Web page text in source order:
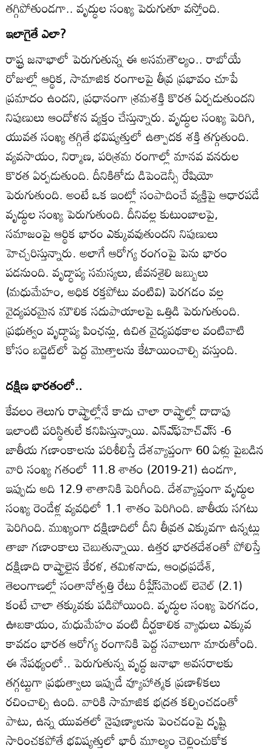
తగ్గిపోతుండగా.. వృద్ధుల సంఖ్య పెరుగుతూ వస్తోంది.
ఇలాగైతే ఎలా?
రాష్ట్ర జనాభాలో పెరుగుతున్న ఈ అసమతౌల్యం.. రాబోయే
రోజుల్లో ఆర్థిక, సామాజిక రంగాలపై తీవ్ర ప్రభావం చూపే
ప్రమాదం ఉందని, ప్రధానంగా శ్రమశక్తి కొరత ఏర్పడుతుందని
నిపుణులు ఆందోళన వ్యక్తం చేస్తున్నారు. వృద్ధుల సంఖ్య పెరిగి,
యువత సంఖ్య తగ్గితే భవిష్యత్తులో ఉత్పాదక శక్తి తగ్గుతుంది.
వ్యవసాయం, నిర్మాణ, పరిశ్రమ రంగాల్లో మానవ వనరుల
కొరత ఏర్పడుతుంది. దీనికితోడు డిపెండెన్సీ రేషియో
పెరుగుతుంది. అంటే ఒక ఇంట్లో సంపాదించే వ్యక్తిపై ఆధారపడే
వృద్ధుల సంఖ్య పెరుగుతుంది. దీనివల్ల కుటుంబాలపై,
సమాజంపై ఆర్థిక భారం ఎక్కువవుతుందని నిపుణులు
హెచ్చరిస్తున్నారు. అలాగే ఆరోగ్య రంగంపై పెను భారం
పడనుంది. వృద్ధాప్య సమస్యలు, జీవనశైలి జబ్బులు
(మధుమేహం, అధిక రక్తపోటు వంటివి) పెరగడం వల్ల
వైద్యపరమైన మౌలిక సదుపాయాలపై ఒత్తిడి పెరుగుతుంది.
ప్రభుత్వం వృద్ధాప్య పింఛన్లు, ఉచిత వైద్యపథకాల వంటివాటి
కోసం బడ్జెట్‌లో పెద్ద మొత్తాలను కేటాయించాల్సి వస్తుంది.
దక్షిణ భారతంలో..
కేవలం తెలుగు రాష్ట్రాల్లోనే కాదు చాలా రాష్ట్రాల్లో దాదాపు
ఇలాంటి పరిస్థితులే కనిపిస్తున్నాయి. ఎన్‌ఎ్‌ఫహెచ్‌ఎ్‌స -6
జాతీయ గణాంకాలను పరిశీలిస్తే దేశవ్యాప్తంగా 60 ఏళ్లు పైబడిన
వారి సంఖ్య గతంలో 11.8 శాతం (2019-21) ఉండగా,
ఇప్పుడు అది 12.9 శాతానికి పెరిగీంది. దేశవ్యాప్తంగా వృద్ధుల
సంఖ్య రెండేళ్ల వ్యవధిలో 1.1 శాతం పెరిగింది. జాతీయ సగటు
పెరిగింది. ముఖ్యంగా దక్షిణాదిలో దీని తీవ్రత ఎక్కువగా ఉన్నట్లు
తాజా గణాంకాలు చెబుతున్నాయి. ఉత్తర భారతదేశంతో పోలిస్తే
దక్షిణాది రాష్ట్రాలైన కేరళ, తమిళనాడు, ఆంధ్రప్రదేశ్‌,
తెలంగాణల్లో సంతానోత్పత్తి రేటు రీప్లే్‌సమెంట్‌ లెవెల్‌ (2.1)
కంటే చాలా తక్కువకు పడిపోయింది. వృద్ధుల సంఖ్య పెరగడం,
ఊబకాయం, మధుమేహం వంటి దీర్ఘకాలిక వ్యాధులు ఎక్కువ
కావడం భారత ఆరోగ్య రంగానికి పెద్ద సవాలుగా మారుతోంది.
ఈ నేపథ్యంలో.. పెరుగుతున్న వృద్ధ జనాభా అవసరాలకు
తగ్గట్టుగా ప్రభుత్వాలు ఇప్పుడే వ్యూహాత్మక ప్రణాళికలు
రచించాల్సి ఉంది. వారికి సామాజిక భద్రత కల్పించడంతో
పాటు, ఉన్న యువతలో నైపుణ్యాలను పెంచడంపై దృష్టి
సారించకపోతే భవిష్యత్తులో భారీ మూల్యం చెల్లించుకోక